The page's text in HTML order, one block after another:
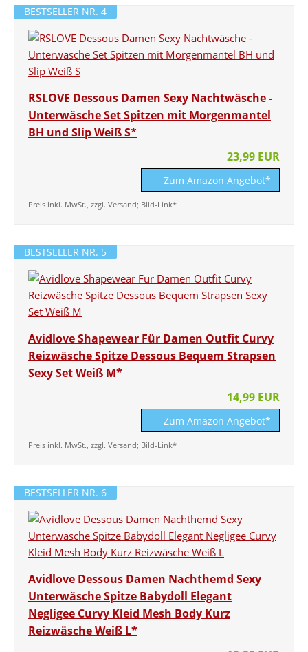
BESTSELLER NR. 4
RSLOVE Dessous Damen Sexy Nachtwäsche -
Unterwäsche Set Spitzen mit Morgenmantel
BH und Slip Weiß S*
23,99 EUR
Zum Amazon Angebot*
Preis inkl. MwSt., zzgl. Versand; Bild-Link*
BESTSELLER NR. 5
Avidlove Shapewear Für Damen Outfit Curvy
Reizwäsche Spitze Dessous Bequem Strapsen
Sexy Set Weiß M*
14,99 EUR
Zum Amazon Angebot*
Preis inkl. MwSt., zzgl. Versand; Bild-Link*
BESTSELLER NR. 6
Avidlove Dessous Damen Nachthemd Sexy
Unterwäsche Spitze Babydoll Elegant
Negligee Curvy Kleid Mesh Body Kurz
Reizwäsche Weiß L*